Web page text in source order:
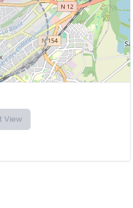
View